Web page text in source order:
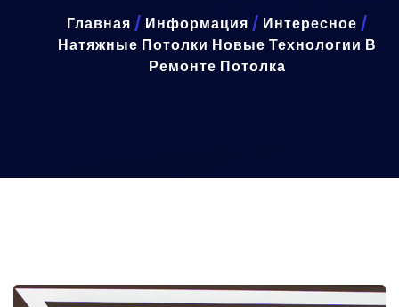
Главная / Информация / Интересное /
Натяжные Потолки Новые Технологии В
Ремонте Потолка